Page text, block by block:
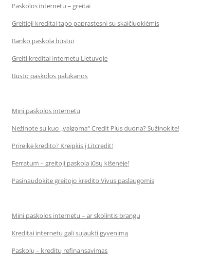
Paskolos internetu – greitai
Greitieji kreditai tapo paprastesni su skaičiuoklėmis
Banko paskola būstui
Greiti kreditai internetu Lietuvoje
Būsto paskolos palūkanos
Mini paskolos internetu
Nežinote su kuo „valgoma“ Credit Plus duona? Sužinokite!
Prireikė kredito? Kreipkis į Litcredit!
Ferratum – greitoji paskola jūsų kišenėje!
Pasinaudokite greitojo kredito Vivus paslaugomis
Mini paskolos internetu – ar skolintis brangu
Kreditai internetu gali sujaukti gyvenimą
Paskolų – kreditų refinansavimas